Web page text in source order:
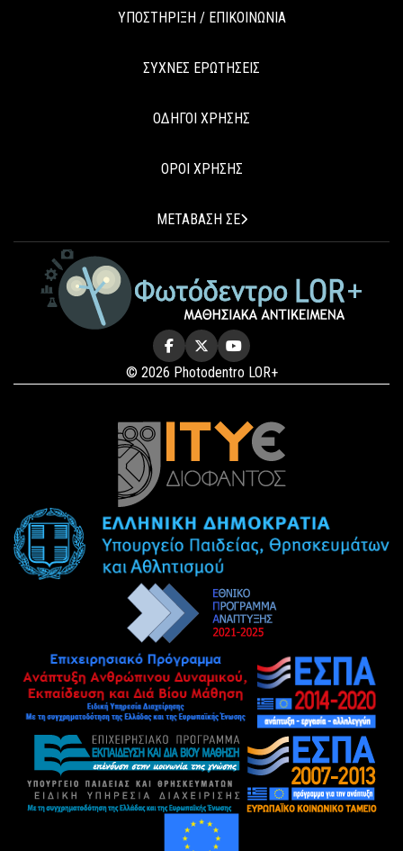
ΥΠΟΣΤΗΡΙΞΗ / ΕΠΙΚΟΙΝΩΝΙΑ
ΣΥΧΝΕΣ ΕΡΩΤΗΣΕΙΣ
ΟΔΗΓΟΙ ΧΡΗΣΗΣ
ΟΡΟΙ ΧΡΗΣΗΣ
ΜΕΤΑΒΑΣΗ ΣΕ
© 2026 Photodentro LOR+